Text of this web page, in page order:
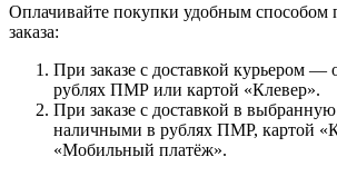
Оплачивайте покупки удобным способом
заказа:
При заказе с доставкой курьером —
рублях ПМР или картой «Клевер».
При заказе с доставкой в
наличными в рублях ПМР, картой
«Мобильный платёж».